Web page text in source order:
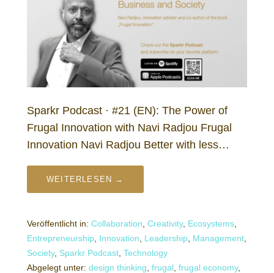
Sparkr Podcast · #21 (EN): The Power of
Frugal Innovation with Navi Radjou Frugal
Innovation Navi Radjou Better with less…
WEITERLESEN →
Veröffentlicht in: Collaboration Creativity, Ecosystems
Entrepreneurship Innovation Leadership Management
Society, Sparkr Podcast Technology
Abgelegt unter: design thinking frugal frugal economy,